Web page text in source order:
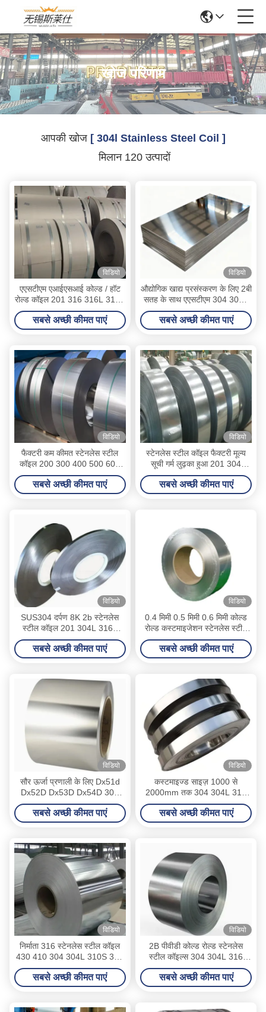
खोज परिणाम
आपकी खोज [ 304l Stainless Steel Coil ]
मिलान 120 उत्पादों
विडियो
एएसटीएम एआईएसआई कोल्ड / हॉट
रोल्ड कॉइल 201 316 316L 310S
321 304 304L स्टेनलेस स्टील
कॉइल और स्टील स्ट्रिप
सबसे अच्छी कीमत पाएं
विडियो
औद्योगिक खाद्य प्रसंस्करण के लिए 2बी
सतह के साथ एएसटीएम 304 304L
316 316L स्टेनलेस स्टील का तार
सबसे अच्छी कीमत पाएं
विडियो
फैक्टरी कम कीमत स्टेनलेस स्टील
कॉइल 200 300 400 500 600
सीरीज En 1 4512 304 304L
316 316L 347 347H
सबसे अच्छी कीमत पाएं
विडियो
स्टेनलेस स्टील कॉइल फैक्टरी मूल्य
सूची गर्म लुढ़का हुआ 201 304
304L 316L स्टेनलेस स्टील कॉइल
सबसे अच्छी कीमत पाएं
विडियो
SUS304 दर्पण 8K 2b स्टेनलेस
स्टील कॉइल 201 304L 316L
स्टील कॉइल 0.3-5.0mm 321
310S 309S
सबसे अच्छी कीमत पाएं
विडियो
0.4 मिमी 0.5 मिमी 0.6 मिमी कोल्ड
रोल्ड कस्टमाइजेशन स्टेनलेस स्टील
कॉइल 304 304L 310
सबसे अच्छी कीमत पाएं
विडियो
सौर ऊर्जा प्रणाली के लिए Dx51d
Dx52D Dx53D Dx54D 304
304L 316 316L 310S 309S
347H स्टेनलेस स्टील कॉइल
Dx51d+Z
सबसे अच्छी कीमत पाएं
विडियो
कस्टमाइज्ड साइज़ 1000 से
2000mm तक 304 304L 316
स्टेनलेस स्टील कॉइल प्लेट शीट शिप
प्लेट के लिए कोल्ड रोल्ड तकनीक के
साथ
सबसे अच्छी कीमत पाएं
विडियो
निर्माता 316 स्टेनलेस स्टील कॉइल
430 410 304 304L 310S 321
316L 309S डुप्लेक्स 2205
स्टेनलेस स्टील शीट मिरर नंबर
सबसे अच्छी कीमत पाएं
विडियो
2B पीवीडी कोल्ड रोल्ड स्टेनलेस
स्टील कॉइल्स 304 304L 316
316L
सबसे अच्छी कीमत पाएं